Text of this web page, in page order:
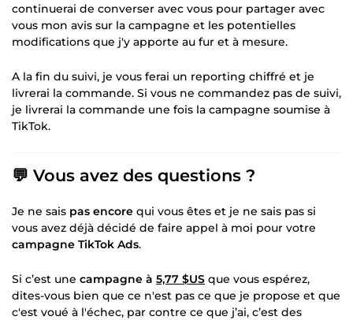
continuerai de converser avec vous pour partager avec
vous mon avis sur la campagne et les potentielles
modifications que j'y apporte au fur et à mesure.
A la fin du suivi, je vous ferai un reporting chiffré et je
livrerai la commande. Si vous ne commandez pas de suivi,
je livrerai la commande une fois la campagne soumise à
TikTok.
💬 Vous avez des questions ?
Je ne sais pas encore qui vous êtes et je ne sais pas si
vous avez déjà décidé de faire appel à moi pour votre
campagne TikTok Ads.
Si c’est une campagne à 5,77 $US que vous espérez,
dites-vous bien que ce n'est pas ce que je propose et que
c'est voué à l'échec, par contre ce que j’ai, c’est des